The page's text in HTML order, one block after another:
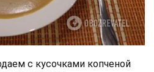
с кусочками копченой